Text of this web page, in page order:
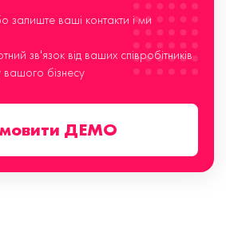
залиште ваші контакти і ми
зв'язок від ваших співробітників
вашого бізнесу
ДЕМО